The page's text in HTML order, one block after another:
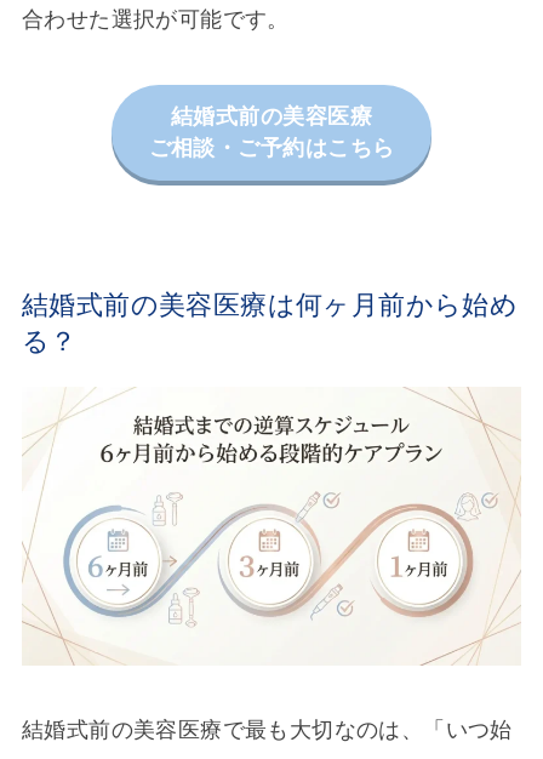
合わせた選択が可能です。
結婚式前の美容医療
ご相談・ご予約はこちら
結婚式前の美容医療は何ヶ月前から始め
る？
結婚式前の美容医療で最も大切なのは、「いつ始